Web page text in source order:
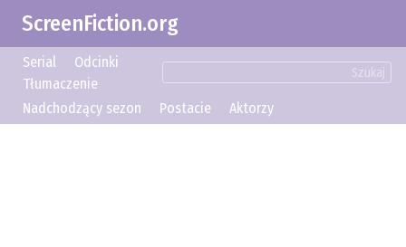
ScreenFiction.org
Szukaj
Serial
Odcinki
Tłumaczenie
Nadchodzący sezon
Postacie Aktorzy